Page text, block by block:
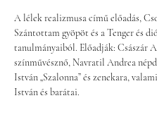
A lélek realizmusa című előadás,
Szántottam gyöpöt és a Tenger és
tanulmányaiból. Előadják: Császár
színművésznő, Navratil Andrea
István „Szalonna” és zenekara,
István és barátai.